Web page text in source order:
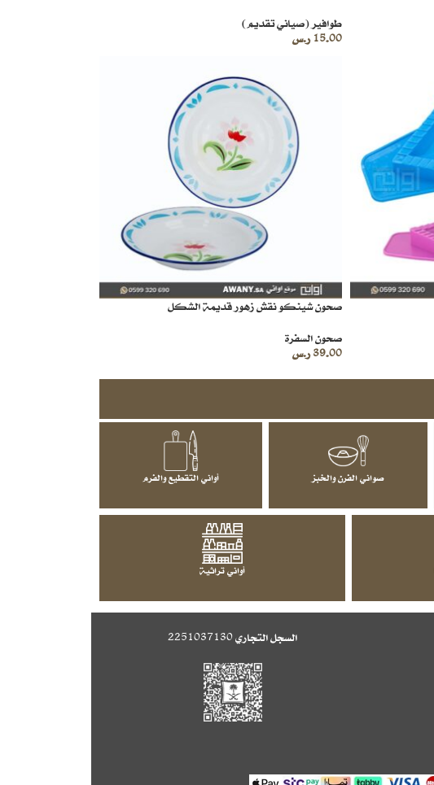
طوافير (صياني تقديم)
15.00 ر.س
صحون شينكو نقش زهور قديمة الشكل
صحون السفرة
39.00ر.س
صواني الفرن والخبز أواني التقطيع والفرم
أواني تراثية
السجل التجاري2251037130